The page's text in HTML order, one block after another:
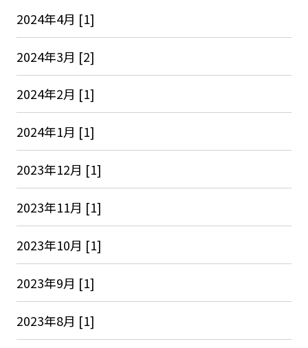
2024年4月 [1]
2024年3月 [2]
2024年2月 [1]
2024年1月 [1]
2023年12月 [1]
2023年11月 [1]
2023年10月 [1]
2023年9月 [1]
2023年8月 [1]